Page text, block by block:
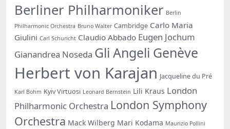
Berliner Philharmoniker Berlin
Philharmonic Orchestra Bruno Walter Cambridge Carlo Maria
Giulini Carl Schuricht Claudio Abbado Eugen Jochum
Gianandrea Noseda Gli Angeli Genève
Herbert von Karajan Jacqueline du Pré
Karl Bohm Kyiv Virtuosi Leonard Bernstein Lili Kraus London
Philharmonic Orchestra London Symphony
Orchestra Mack Wilberg Mari Kodama Maurizio Pollini